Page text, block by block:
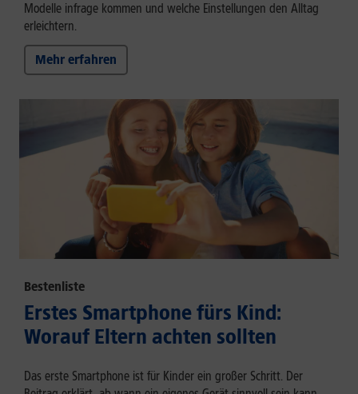
Modelle infrage kommen und welche Einstellungen den Alltag
erleichtern.
Mehr erfahren
Bestenliste
Erstes Smartphone fürs Kind:
Worauf Eltern achten sollten
Das erste Smartphone ist für Kinder ein großer Schritt. Der